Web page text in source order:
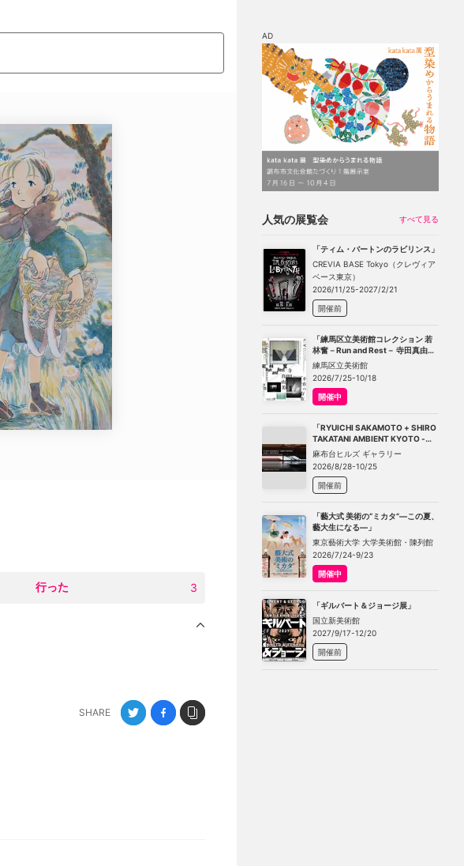
チケット割引
行った 3
SHARE
AD
人気の展覧会 すべて見る
「ティム・バートンのラビリンス」
CREVIA BASE Tokyo（クレヴィア
ベース東京）
2026/11/25-2027/2/21
開催前
「練馬区立美術館コレクション 若
林奮－Run and Rest－ 寺田真由美
－不在の存在－」
練馬区立美術館
2026/7/25-10/18
開催中
「RYUICHI SAKAMOTO + SHIRO
TAKATANI AMBIENT KYOTO -
TOKYO」
麻布台ヒルズ ギャラリー
2026/8/28-10/25
開催前
「藝大式 美術の“ミカタ”―この夏、
藝大生になる―」
東京藝術大学 大学美術館・陳列館
2026/7/24-9/23
開催中
「ギルバート＆ジョージ展」
国立新美術館
2027/9/17-12/20
開催前